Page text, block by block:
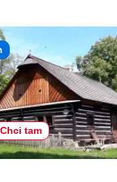
Chci tam